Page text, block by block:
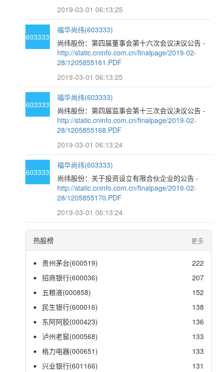
2019-03-01 06:13:25
603333
福华尚纬(603333)
尚纬股份：第四届董事会第十六次会议决议公告 -
http://static.cninfo.com.cn/finalpage/2019-02-
28/1205855161.PDF
2019-03-01 06:13:25
603333
福华尚纬(603333)
尚纬股份：第四届监事会第十三次会议决议公告 -
http://static.cninfo.com.cn/finalpage/2019-02-
28/1205855168.PDF
2019-03-01 06:13:24
603333
福华尚纬(603333)
尚纬股份：关于投资设立有限合伙企业的公告 -
http://static.cninfo.com.cn/finalpage/2019-02-
28/1205855170.PDF
2019-03-01 06:13:24
热股榜 更多
贵州茅台(600519)
222
招商银行(600036)
207
五粮液(000858)
152
民生银行(600016)
138
东阿阿胶(000423)
136
泸州老窖(000568)
133
格力电器(000651)
133
兴业银行(601166)
131